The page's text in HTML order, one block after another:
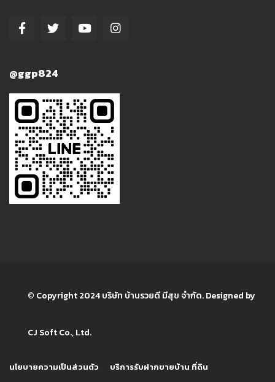
@ggp824
© Copyright 2024 บริษัท บ้านรวยดี มีสุข จำกัด. Designed by
CJ Soft Co., Ltd.
นโยบายความเป็นส่วนตัว บริการรับฝากขายบ้าน ที่ดิน